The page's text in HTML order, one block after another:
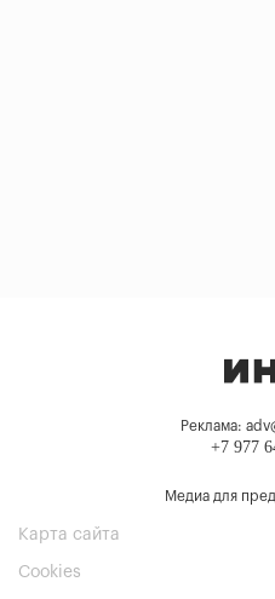
Реклама:
+7 977
Медиа для
Карта сайта
Cookies